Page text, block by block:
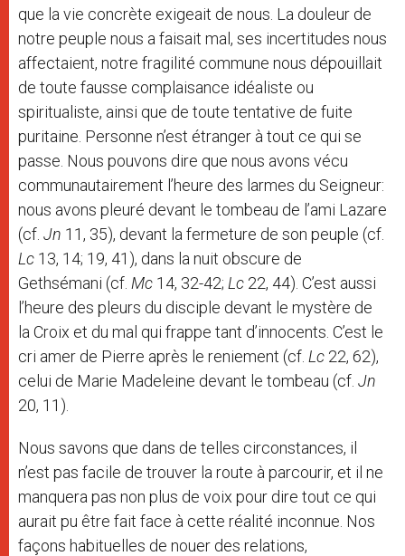
que la vie concrète exigeait de nous. La douleur de
notre peuple nous a faisait mal, ses incertitudes nous
affectaient, notre fragilité commune nous dépouillait
de toute fausse complaisance idéaliste ou
spiritualiste, ainsi que de toute tentative de fuite
puritaine. Personne n’est étranger à tout ce qui se
passe. Nous pouvons dire que nous avons vécu
communautairement l’heure des larmes du Seigneur:
nous avons pleuré devant le tombeau de l’ami Lazare
(cf. Jn 11, 35), devant la fermeture de son peuple (cf.
Lc 13, 14; 19, 41), dans la nuit obscure de
Gethsémani (cf. Mc 14, 32-42; Lc 22, 44). C’est aussi
l’heure des pleurs du disciple devant le mystère de
la Croix et du mal qui frappe tant d’innocents. C’est le
cri amer de Pierre après le reniement (cf. Lc 22, 62),
celui de Marie Madeleine devant le tombeau (cf. Jn
20, 11).
Nous savons que dans de telles circonstances, il
n’est pas facile de trouver la route à parcourir, et il ne
manquera pas non plus de voix pour dire tout ce qui
aurait pu être fait face à cette réalité inconnue. Nos
façons habituelles de nouer des relations,